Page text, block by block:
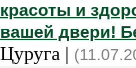
красоты и
вашей двери!
Цуруга |